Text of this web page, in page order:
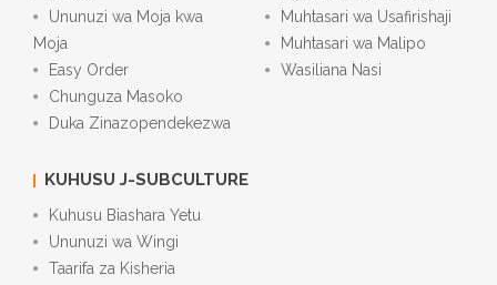
Ununuzi wa Moja kwa
Moja
Easy Order
Chunguza Masoko
Duka Zinazopendekezwa
Muhtasari wa Usafirishaji
Muhtasari wa Malipo
Wasiliana Nasi
KUHUSU J-SUBCULTURE
Kuhusu Biashara Yetu
Ununuzi wa Wingi
Taarifa za Kisheria